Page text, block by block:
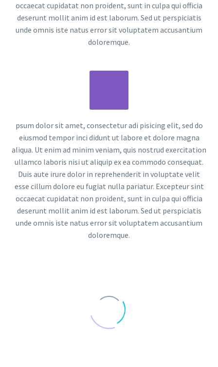
occaecat cupidatat non proident, sunt in culpa qui officia
deserunt mollit anim id est laborum. Sed ut perspiciatis
unde omnis iste natus error sit voluptatem accusantium
doloremque.
psum dolor sit amet, consectetur adi pisicing elit, sed do
eiusmod tempor inci didunt ut labore et dolore magna
aliqua. Ut enim ad minim veniam, quis nostrud exercitation
ullamco laboris nisi ut aliquip ex ea commodo consequat.
Duis aute irure dolor in reprehenderit in voluptate velit
esse cillum dolore eu fugiat nulla pariatur. Excepteur sint
occaecat cupidatat non proident, sunt in culpa qui officia
deserunt mollit anim id est laborum. Sed ut perspiciatis
unde omnis iste natus error sit voluptatem accusantium
doloremque.